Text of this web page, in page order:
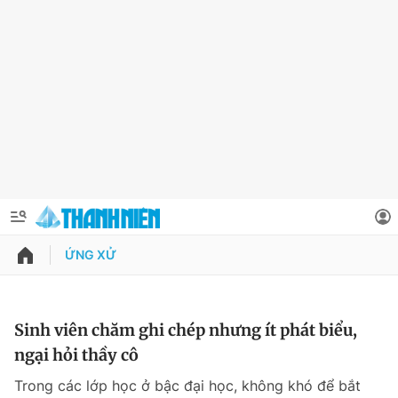
QUẢNG CÁO
Thông tin tài khoản
Đổi mật khẩu
ỨNG XỬ
Sinh viên chăm ghi chép nhưng ít phát biểu,
ngại hỏi thầy cô
Trong các lớp học ở bậc đại học, không khó để bắt